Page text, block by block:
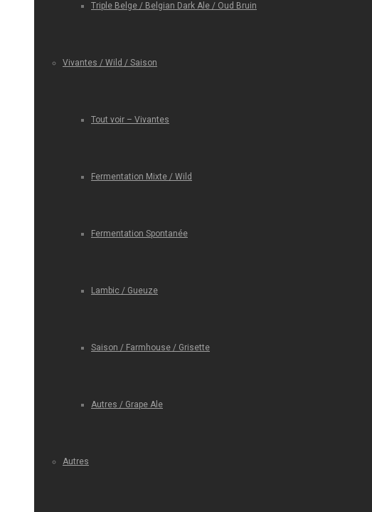
Triple Belge / Belgian Dark Ale / Oud Bruin
Vivantes / Wild / Saison
Tout voir – Vivantes
Fermentation Mixte / Wild
Fermentation Spontanée
Lambic / Gueuze
Saison / Farmhouse / Grisette
Autres / Grape Ale
Autres